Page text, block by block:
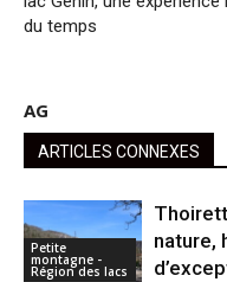
du temps
AG
ARTICLES CONNEXES
Petite
montagne -
Région des lacs
nature,